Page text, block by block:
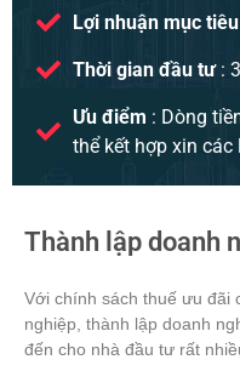
Lợi nhuận mục tiêu
Thời gian đầu tư:
Ưu điểm : Dòng
thể kết hợp xin các
Thành lập doanh
Với chính sách thuế ưu đãi
nghiệp, thành lập doanh
đến cho nhà đầu tư rất